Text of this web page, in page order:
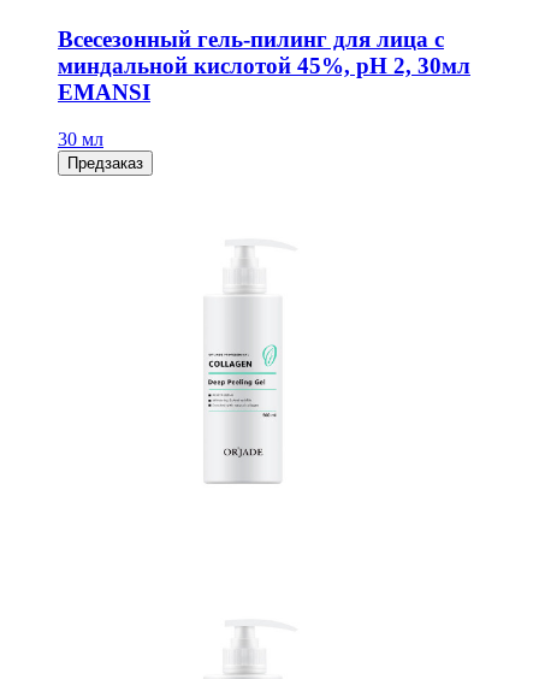
Всесезонный гель-пилинг для лица с
миндальной кислотой 45%, рН 2, 30мл
EMANSI
30 мл
Предзаказ